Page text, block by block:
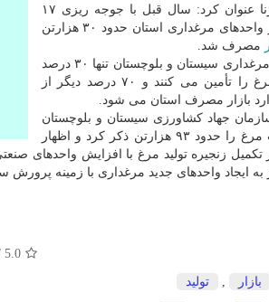
در گفت و گو با خبرنگار ایرنا عنوان کرد: سال قبل با جوجه ریزی ۱۷
میلیون و ۴۰۰ هزار قطعه در واحدهای مرغداری استان حدود ۳۰ هزارتن
مصرف شد.
وی افزود: تولیدات واحدهای مرغداری سیستان و بلوچستان تنها ۳۰ درصد
نیاز این استان به گوشت مرغ را تأمین می کنند و ۷۰ درصد دیگر از
بازار مصرف استان می شود.
جهاد کشاورزی سیستان و بلوچستان
نیاز سالیانه استان به گوشت مرغ را حدود ۹۳ هزارتن ذکر کرد و اظهار
زنجیره تولید مرغ با افزایش واحدهای
جدید مرغداری با زمینه پرورش سالیانه ۳۲ میلیون جوجه
5.0
بازار تولید